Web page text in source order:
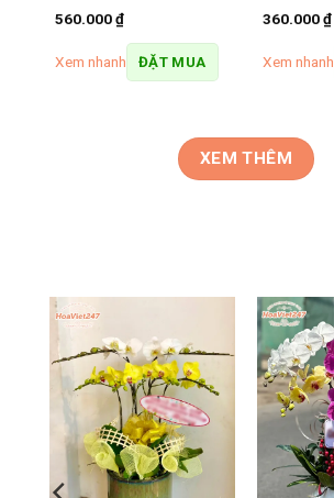
560.000₫
Xem nhanh ĐẶT MUA
360.000₫
Xem nhanh
XEM THÊM